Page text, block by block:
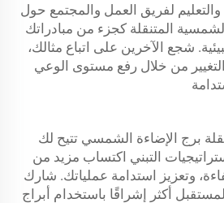
والتعليم لفريق العمل والمجتمع حول
المتنقلة كجزء من مبادراتك
شجع الآخرين على اتباع مثالك،
من خلال رفع مستوى الوعي
برج الإضاءة الشمسي تتيح لك
التبني اكتساب مزيد من
وتعزيز استدامة عملياتك. شارك
أكثر إشراقًا باستخدام أبراج